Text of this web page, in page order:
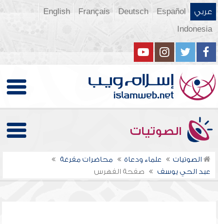
عربي Español
Deutsch
Français
English
Indonesia
الصوتيات
الصوتيات علماء ودعاة
محاضرات مفرغة
عبد الحي يوسف
صفحة الفهرس